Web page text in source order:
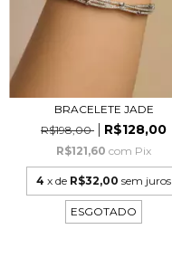
BRACELETE JADE
R$198,00
R$128,00
R$121,60 com Pix
4 x de R$32,00 sem juros
ESGOTADO